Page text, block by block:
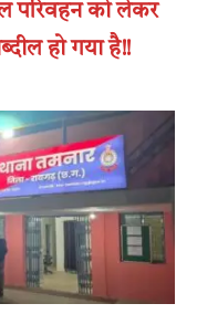
परिवहन को लेकर
हो गया है!!